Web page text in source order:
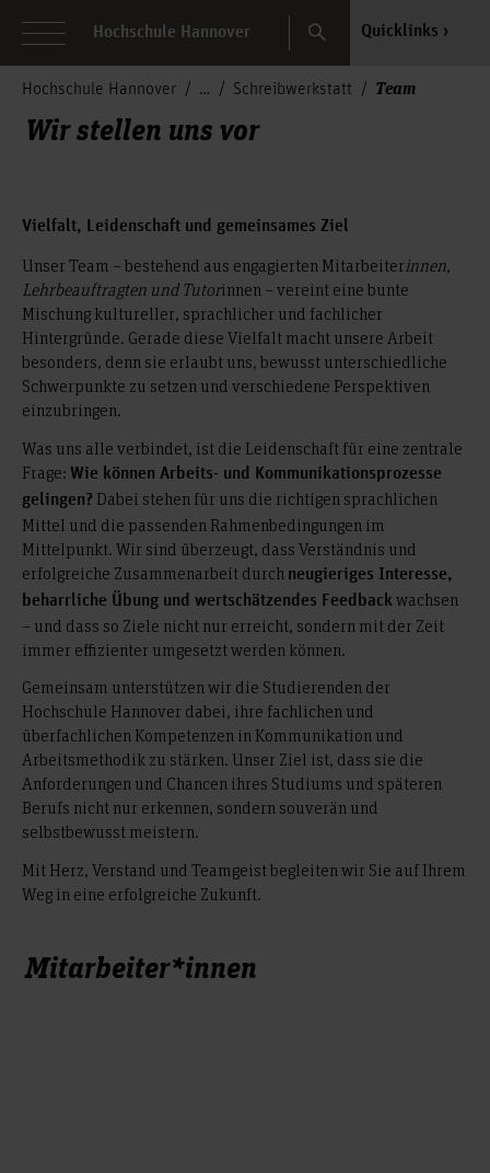
Hochschule Hannover Search Quicklinks
Hochschule Hannover Schreibwerkstatt Team
Wir stellen uns vor
Vielfalt, Leidenschaft und gemeinsames Ziel
Unser Team – bestehend aus engagierten Mitarbeiterinnen,
Lehrbeauftragten und Tutorinnen – vereint eine bunte
Mischung kultureller, sprachlicher und fachlicher
Hintergründe. Gerade diese Vielfalt macht unsere Arbeit
besonders, denn sie erlaubt uns, bewusst unterschiedliche
Schwerpunkte zu setzen und verschiedene Perspektiven
einzubringen.
Was uns alle verbindet, ist die Leidenschaft für eine zentrale
Frage: Wie können Arbeits- und Kommunikationsprozesse
gelingen? Dabei stehen für uns die richtigen sprachlichen
Mittel und die passenden Rahmenbedingungen im
Mittelpunkt. Wir sind überzeugt, dass Verständnis und
erfolgreiche Zusammenarbeit durch neugieriges Interesse,
beharrliche Übung und wertschätzendes Feedbackwachsen
– und dass so Ziele nicht nur erreicht, sondern mit der Zeit
immer effizienter umgesetzt werden können.
Gemeinsam unterstützen wir die Studierenden der
Hochschule Hannover dabei, ihre fachlichen und
überfachlichen Kompetenzen in Kommunikation und
Arbeitsmethodik zu stärken. Unser Ziel ist, dass sie die
Anforderungen und Chancen ihres Studiums und späteren
Berufs nicht nur erkennen, sondern souverän und
selbstbewusst meistern.
Mit Herz, Verstand und Teamgeist begleiten wir Sie auf Ihrem
Weg in eine erfolgreiche Zukunft.
Mitarbeiter*innen